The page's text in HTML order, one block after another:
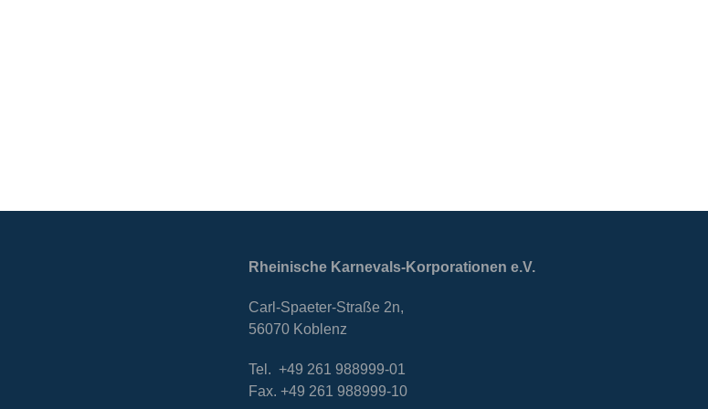
Rheinische Karnevals-Korporationen e.V.
Carl-Spaeter-Straße 2n,
56070 Koblenz
Tel. +49 261 988999-01
Fax. +49 261 988999-10